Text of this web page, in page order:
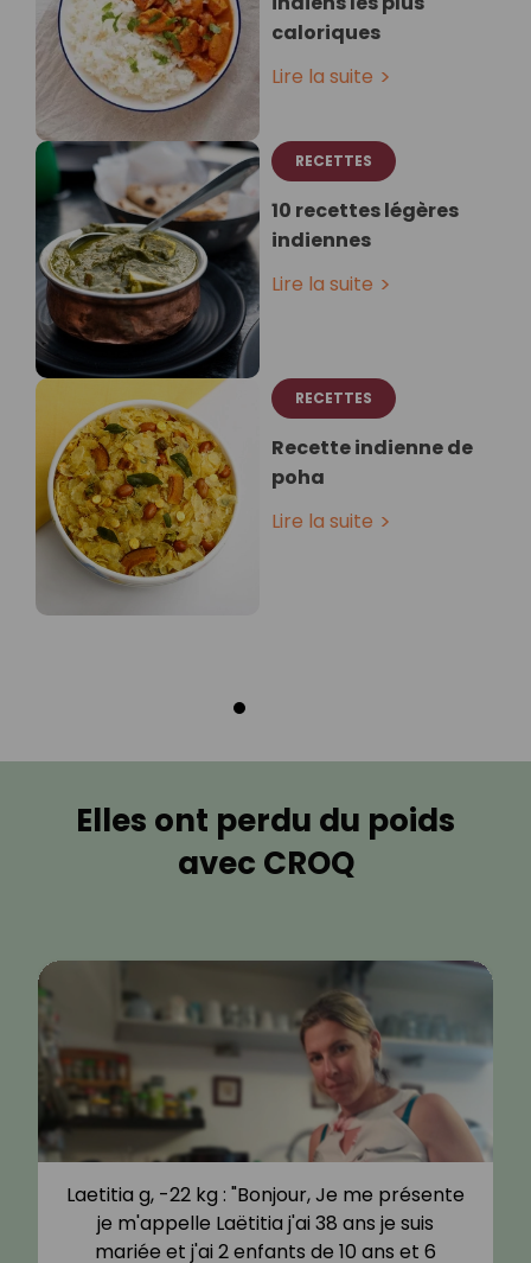
caloriques
Lire la suite
RECETTES
10 recettes légères
indiennes
Lire la suite
RECETTES
Recette indienne de
poha
Lire la suite
Elles ont perdu du poids
avec CROQ
Estelle G, -6 kg : "Je me présente je suis
Estelle de Lorraine, (allias MamieLorraine),
j’ai 65 ans, divorcée depuis 9 ans, après 34